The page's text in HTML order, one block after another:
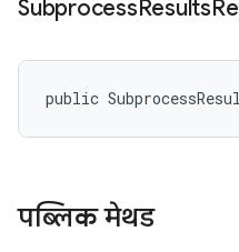
SubprocessResults
public
पब्लिक मेथड